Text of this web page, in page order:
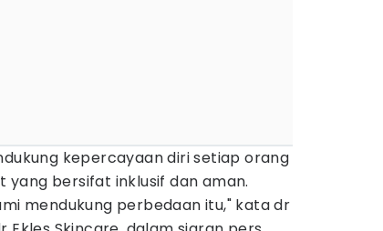
kepercayaan diri setiap orang
bersifat inklusif dan aman.
mendukung perbedaan itu," kata dr